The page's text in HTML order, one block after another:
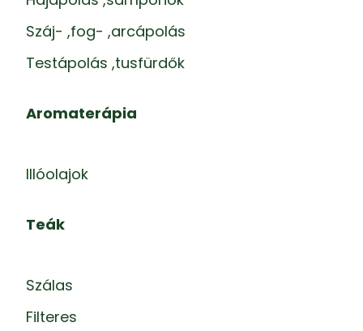
Száj- ,fog- ,arcápolás
Testápolás ,tusfürdők
Aromaterápia
Illóolajok
Teák
Szálas
Filteres